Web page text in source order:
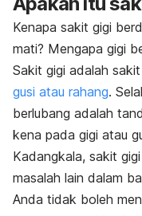
Kenapa sakit gigi
mati? Mengapa gigi
Sakit gigi adalah
gusi atau rahang.
berlubang adalah
kena pada gigi atau
Kadangkala, sakit
masalah lain dalam
Anda tidak boleh